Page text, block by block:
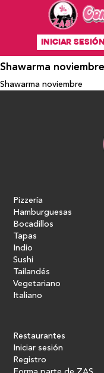
INICIAR SESIÓN
Shawarma noviembre
Shawarma noviembre
Pizzería
Hamburguesas
Bocadillos
Tapas
Indio
Sushi
Tailandés
Vegetariano
Italiano
Restaurantes
Iniciar sesión
Registro